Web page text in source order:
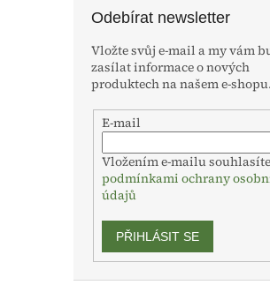
Odebírat newsletter
Vložte svůj e-mail a my vám
zasílat informace o nových
produktech na našem e-shopu.
E-mail
Vložením e-mailu
podmínkami ochrany
údajů
PŘIHLÁSIT SE